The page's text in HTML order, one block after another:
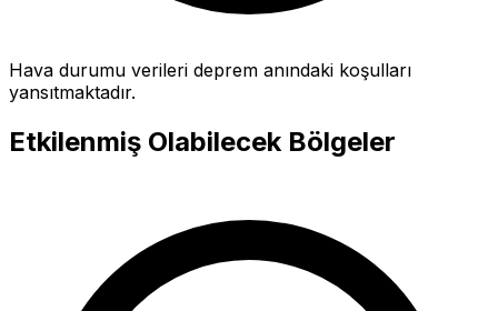
Hava durumu verileri deprem anındaki koşulları
yansıtmaktadır.
Etkilenmiş Olabilecek Bölgeler